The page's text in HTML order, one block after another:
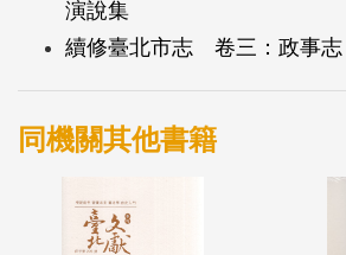
演說集
續修臺北市志 卷三：政事志
同機關其他書籍